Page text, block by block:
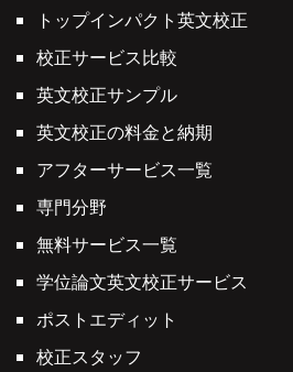
トップインパクト英文校正
校正サービス比較
英文校正サンプル
英文校正の料金と納期
アフターサービス一覧
専門分野
無料サービス一覧
学位論文英文校正サービス
ポストエディット
校正スタッフ